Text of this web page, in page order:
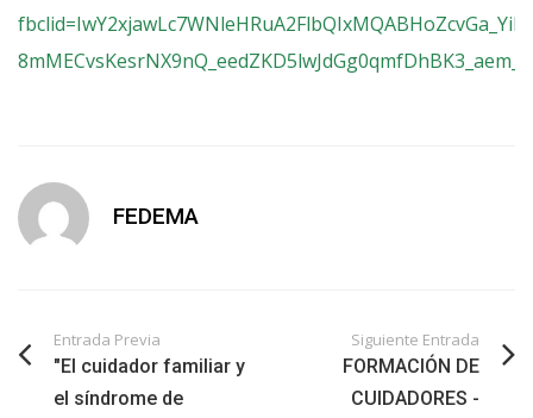
FEDEMA
Entrada Previa
"El cuidador familiar y
el síndrome de
Siguiente Entrada
FORMACIÓN DE
CUIDADORES -